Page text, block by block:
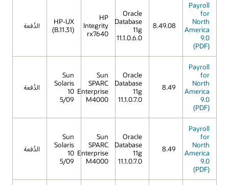
Payroll
for
North
America
9.0
(PDF)
8.49.08
Oracle
Database
11g
11.1.0.6.0
HP
Integrity
rx7640
HP-UX
(B.11.31)
الدُفعة
Payroll
for
North
America
9.0
(PDF)
8.49
Oracle
Database
11g
11.1.0.7.0
Sun
SPARC
Enterprise
M4000
Sun
Solaris
10
5/09
الدُفعة
Payroll
for
North
America
9.0
(PDF)
8.49
Oracle
Database
11g
11.1.0.7.0
Sun
SPARC
Enterprise
M4000
Sun
Solaris
10
5/09
الدُفعة